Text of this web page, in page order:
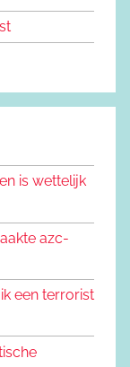
is wettelijk
azc-
een terrorist